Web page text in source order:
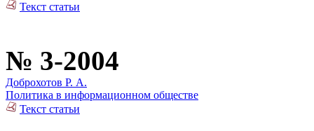
Текст статьи
№ 3-2004
Доброхотов Р. А.
Политика в информационном обществе
Текст статьи